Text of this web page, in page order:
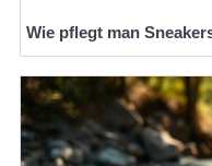
Wie pflegt man